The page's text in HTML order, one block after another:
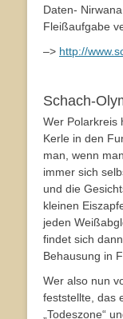
Daten-
Fleißaufgabe
–> http://
Schach-
Wer Polarkreis
Kerle in den
man, wenn
immer sich
und die
kleinen
jeden
findet sich
Behausung in
Wer also nun
feststellte, das
„Todeszone“